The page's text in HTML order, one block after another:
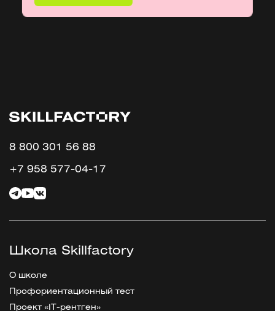
8 800 301 56 88
+7 958 577-04-17
Школа Skillfactory
О школе
Профориентационный тест
Проект «IT-рентген»